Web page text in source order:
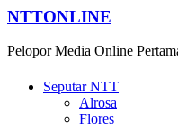
NTTONLINE
Pelopor Media Online
Seputar NTT
Alrosa
Flores